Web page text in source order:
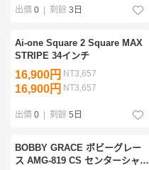
出價 0 | 剩餘 3日
Ai-one Square 2 Square MAX
STRIPE 34インチ
16,900円 NT3,657
16,900円 NT3,657
出價 0 | 剩餘 5日
BOBBY GRACE ボビーグレー
ス AMG-819 CS センターシャフ